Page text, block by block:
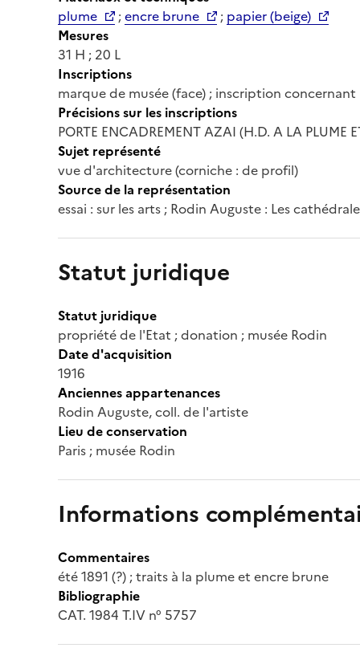
plume
;encre brune ; papier (beige)
Mesures
31 H ; 20 L
Inscriptions
marque de musée (face) ; inscription
Précisions sur les inscriptions
PORTE ENCADREMENT AZAI (H.D. A LA PLUME
Sujet représenté
vue d'architecture (corniche : de profil)
Source de la représentation
essai : sur les arts ; Rodin Auguste : Les
Statut juridique
Statut juridique
propriété de l'Etat ; donation ; musée Rodin
Date d'acquisition
1916
Anciennes appartenances
Rodin Auguste, coll. de l'artiste
Lieu de conservation
Paris ; musée Rodin
Informations
Commentaires
été 1891 (?) ; traits à la plume et encre brune
Bibliographie
CAT. 1984 T.IV n° 5757